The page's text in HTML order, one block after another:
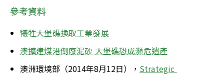
參考資料
犧牲大堡礁換取工業發展
澳擴建煤港倒廢泥砂 大堡礁恐成瀕危遺產
澳洲環境部（2014年8月12日）， Strategic